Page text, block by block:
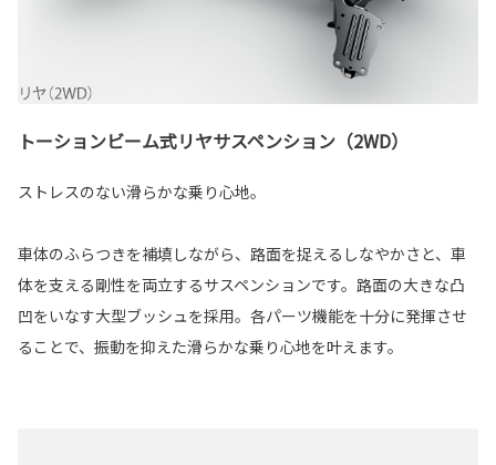
トーションビーム式リヤサスペンション（2WD）
ストレスのない滑らかな乗り心地。
車体のふらつきを補填しながら、路面を捉えるしなやかさと、車
体を支える剛性を両立するサスペンションです。路面の大きな凸
凹をいなす大型ブッシュを採用。各パーツ機能を十分に発揮させ
ることで、振動を抑えた滑らかな乗り心地を叶えます。